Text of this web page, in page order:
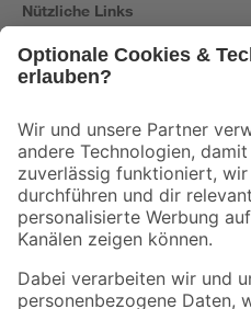
Nützliche Links
Der toom Newsletter: Keine Angebote
Zur Newsletter Anmeldung
Folge uns